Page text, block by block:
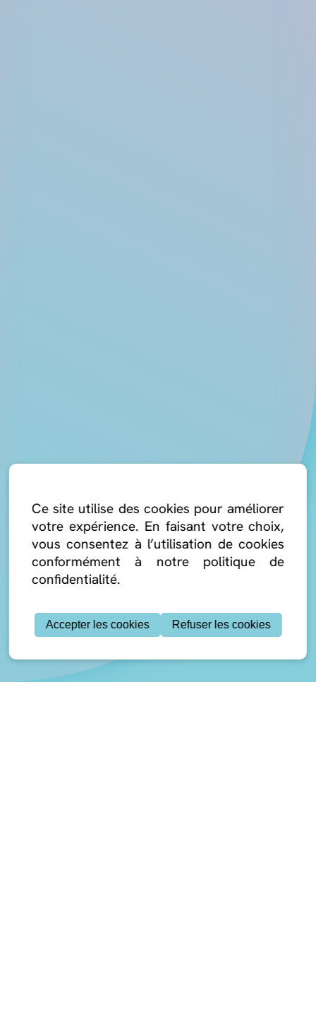
Ce site utilise des cookies pour améliorer
votre expérience. En faisant votre choix,
vous consentez à l’utilisation de cookies
conformément à notre politique de
confidentialité.
Accepter les cookies Refuser les cookies